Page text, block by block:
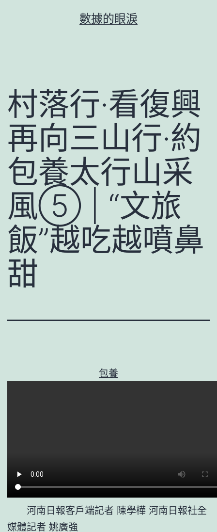
數據的眼淚
村落行·看復興
再向三山行·約
包養太行山采
風⑤ | “文旅
飯”越吃越噴鼻
甜
包養
河南日報客戶端記者 陳學樺 河南日報社全
媒體記者 姚廣強